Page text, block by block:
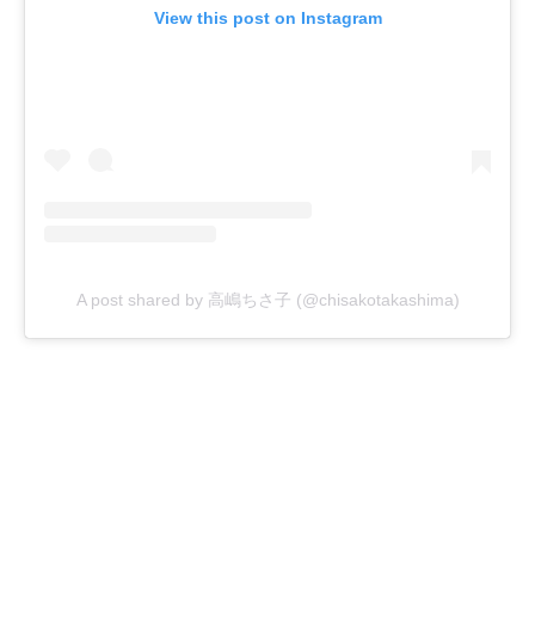
View this post on Instagram
A post shared by 高嶋ちさ子 (@chisakotakashima)